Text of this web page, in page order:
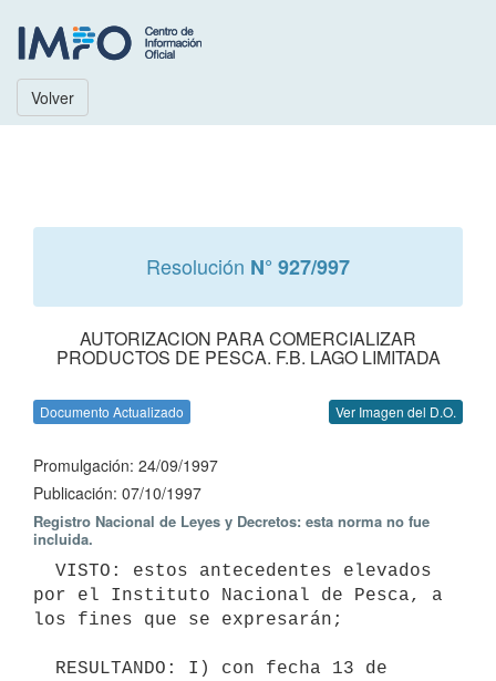
Volver
Resolución N° 927/997
AUTORIZACION PARA COMERCIALIZAR
PRODUCTOS DE PESCA. F.B. LAGO LIMITADA
Documento Actualizado Ver Imagen del D.O.
Promulgación: 24/09/1997
Publicación: 07/10/1997
Registro Nacional de Leyes y Decretos: esta norma no fue
incluida.
por el Instituto Nacional de Pesca, a
los fines que se expresarán;